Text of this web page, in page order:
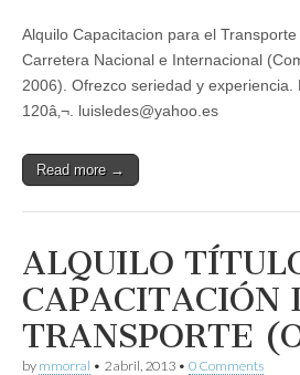
Alquilo Capacitacion para el
Carretera Nacional e Internacional
2006). Ofrezco seriedad y
120â‚¬. luisledes@yahoo.es
Read more →
ALQUILO
CAPACITACIÓN
TRANSPORTE
by mmorral • 2 abril, 2013 • 0 Comments